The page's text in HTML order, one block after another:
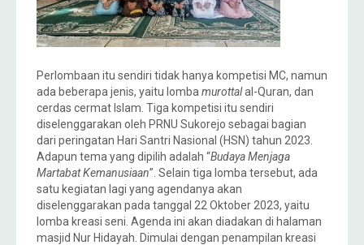
Perlombaan itu sendiri tidak hanya kompetisi MC, namun
ada beberapa jenis, yaitu lomba murottalal-Quran, dan
cerdas cermat Islam. Tiga kompetisi itu sendiri
diselenggarakan oleh PRNU Sukorejo sebagai bagian
dari peringatan Hari Santri Nasional (HSN) tahun 2023.
Adapun tema yang dipilih adalah “Budaya Menjaga
Martabat Kemanusiaan”. Selain tiga lomba tersebut, ada
satu kegiatan lagi yang agendanya akan
diselenggarakan pada tanggal 22 Oktober 2023, yaitu
lomba kreasi seni. Agenda ini akan diadakan di halaman
masjid Nur Hidayah. Dimulai dengan penampilan kreasi